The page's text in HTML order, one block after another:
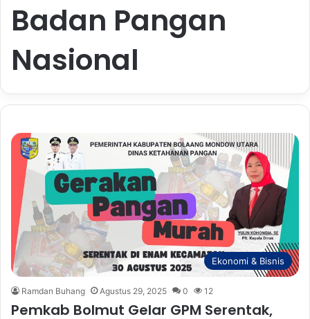
Badan Pangan
Nasional
Ekonomi & Bisnis
Ramdan Buhang Agustus 29, 2025 0 12
Pemkab Bolmut Gelar GPM Serentak,